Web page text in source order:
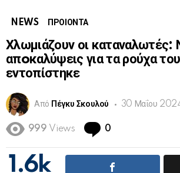
NEWS ΠΡΟΙΟΝΤΑ
Χλωμιάζουν οι καταναλωτές:
απoκαλύψεις για τα ρούχα
εντοπίστηκε
Από Πέγκυ Σκουλού 30 Μαΐου
999 Views 0
1.6k